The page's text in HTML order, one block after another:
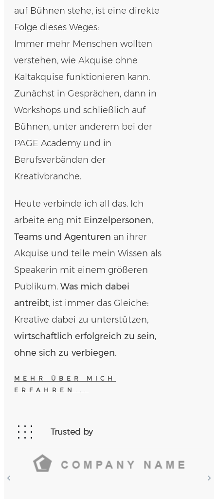
auf Bühnen stehe, ist eine direkte
Folge dieses Weges:
Immer mehr Menschen wollten
verstehen, wie Akquise ohne
Kaltakquise funktionieren kann.
Zunächst in Gesprächen, dann in
Workshops und schließlich auf
Bühnen, unter anderem bei der
PAGE Academy und in
Berufsverbänden der
Kreativbranche.
Heute verbinde ich all das. Ich
arbeite eng mit Einzelpersonen,
Teams und Agenturen an ihrer
Akquise und teile mein Wissen als
Speakerin mit einem größeren
Publikum. Was mich dabei
antreibt, ist immer das Gleiche:
Kreative dabei zu unterstützen,
wirtschaftlich erfolgreich zu sein,
ohne sich zu verbiegen.
MEHR ÜBER MICH
ERFAHREN...
Trusted by